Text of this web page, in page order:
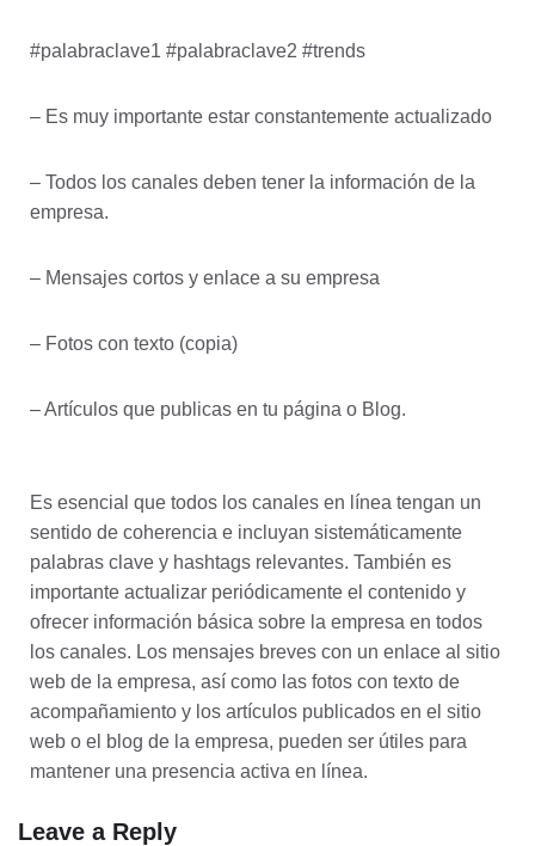
#palabraclave1 #palabraclave2 #trends
– Es muy importante estar constantemente actualizado
– Todos los canales deben tener la información de la
empresa.
– Mensajes cortos y enlace a su empresa
– Fotos con texto (copia)
– Artículos que publicas en tu página o Blog.
Es esencial que todos los canales en línea tengan un
sentido de coherencia e incluyan sistemáticamente
palabras clave y hashtags relevantes. También es
importante actualizar periódicamente el contenido y
ofrecer información básica sobre la empresa en todos
los canales. Los mensajes breves con un enlace al sitio
web de la empresa, así como las fotos con texto de
acompañamiento y los artículos publicados en el sitio
web o el blog de la empresa, pueden ser útiles para
mantener una presencia activa en línea.
Leave a Reply